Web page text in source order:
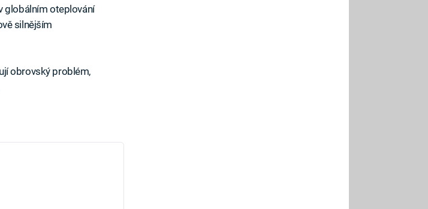
globálním oteplování
silnějším
obrovský problém,